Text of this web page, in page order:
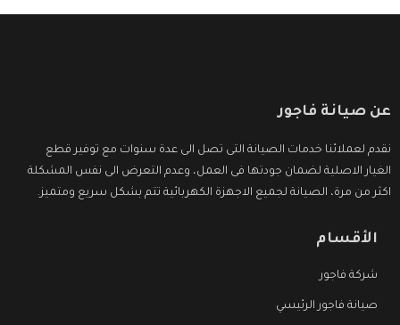
عن صيانة فاجور
نقدم لعملائنا خدمات الصيانة التى تصل الى عدة سنوات مع توفير قطع
الغيار الاصلية لضمان جودتها فى العمل، وعدم التعرض الى نفس المشكلة
اكثر من مرة، الصيانة لجميع الاجهزة الكهربائية تتم بشكل سريع ومتميز.
الأقسام
شركة فاجور
صيانة فاجور الرئيسي